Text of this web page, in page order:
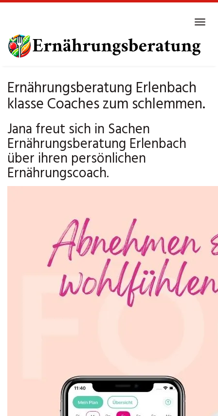
main
content
Ernährungsberatung Erlenbach
klasse Coaches zum schlemmen.
Jana freut sich in Sachen
Ernährungsberatung Erlenbach
über ihren persönlichen
Ernährungscoach.